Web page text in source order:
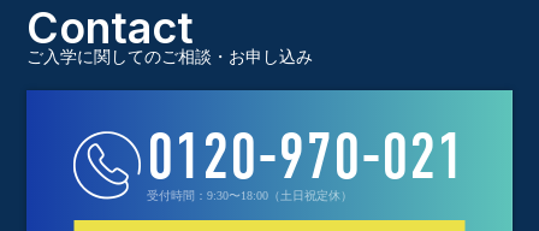
Contact
ご入学に関してのご相談・お申し込み
0120-970-021
受付時間：9:30〜18:00（土日祝定休）